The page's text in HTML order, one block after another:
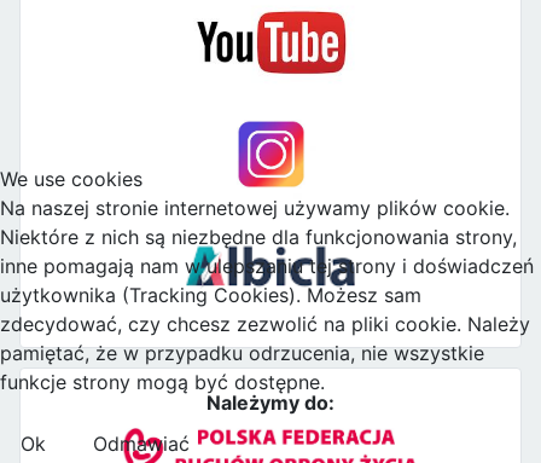
Należymy do:
We use cookies
Na naszej stronie internetowej używamy plików cookie.
Niektóre z nich są niezbędne dla funkcjonowania strony,
inne pomagają nam w ulepszaniu tej strony i doświadczeń
użytkownika (Tracking Cookies). Możesz sam
zdecydować, czy chcesz zezwolić na pliki cookie. Należy
pamiętać, że w przypadku odrzucenia, nie wszystkie
funkcje strony mogą być dostępne.
Ok
Odmawiać